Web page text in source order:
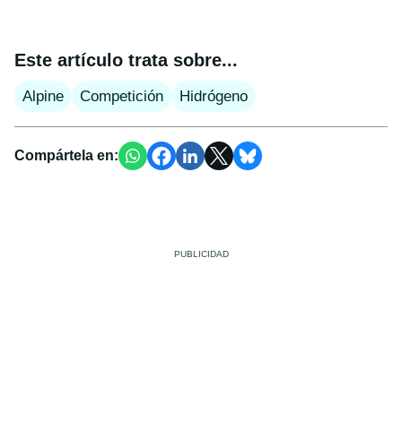
Este artículo trata sobre...
Alpine Competición Hidrógeno
Compártela en: